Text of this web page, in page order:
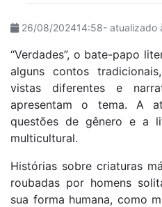
26/08/202414:58- atualizado
“Verdades”, o bate-papo
alguns contos
vistas diferentes e
apresentam o tema. A
questões de gênero e a
multicultural.
Histórias sobre criaturas
roubadas por homens
sua forma humana, como